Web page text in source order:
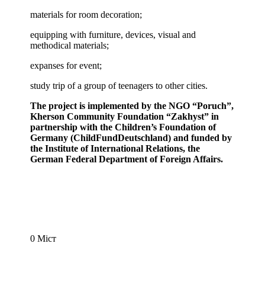
materials for room decoration;
equipping with furniture, devices, visual and
methodical materials;
expanses for event;
study trip of a group of teenagers to other cities.
The project is implemented by the NGO “Poruch”,
Kherson Community Foundation “Zakhyst” in
partnership with the Children’s Foundation of
Germany (ChildFundDeutschland) and funded by
the Institute of International Relations, the
German Federal Department of Foreign Affairs.
0 Міст